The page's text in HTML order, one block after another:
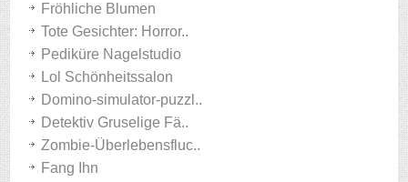
Fröhliche Blumen
Tote Gesichter: Horror..
Pediküre Nagelstudio
Lol Schönheitssalon
Domino-simulator-puzzl..
Detektiv Gruselige Fä..
Zombie-Überlebensfluc..
Fang Ihn